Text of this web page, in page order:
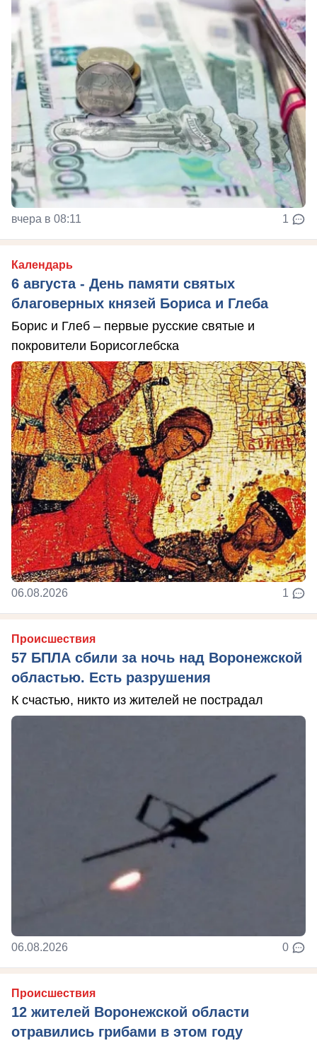
вчера в 08:11 1
Календарь
6 августа - День памяти святых
благоверных князей Бориса и Глеба
Борис и Глеб – первые русские святые и
покровители Борисоглебска
06.08.2026 1
Происшествия
57 БПЛА сбили за ночь над Воронежской
областью. Есть разрушения
К счастью, никто из жителей не пострадал
06.08.2026 0
Происшествия
12 жителей Воронежской области
отравились грибами в этом году